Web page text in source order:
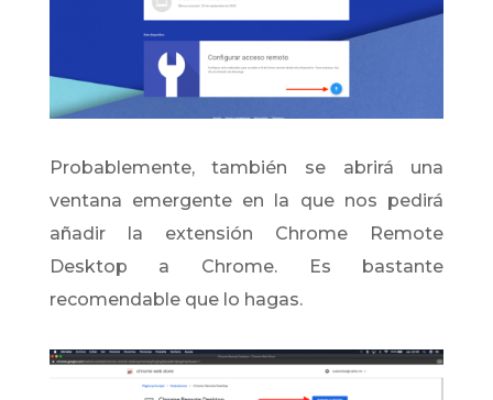
Probablemente, también se abrirá una
ventana emergente en la que nos pedirá
añadir la extensión Chrome Remote
Desktop a Chrome. Es bastante
recomendable que lo hagas.